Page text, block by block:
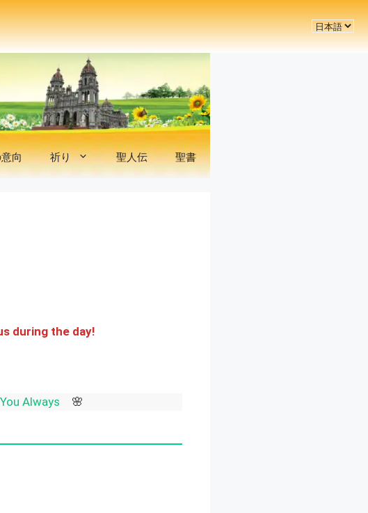
言
語
向 祈り 聖人伝 聖書
during the day!
God Bless You Always